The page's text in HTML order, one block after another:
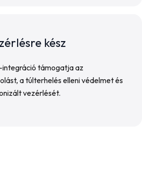
kész
integráció támogatja az
a túlterhelés elleni védelmet és
vezérlését.